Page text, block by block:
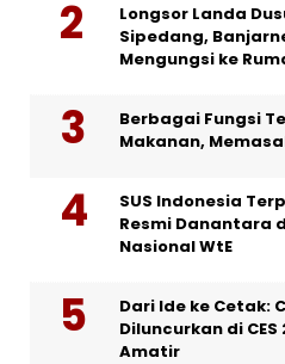
Longsor Landa
Sipedang,
Mengungsi ke
Berbagai Fungsi
Makanan,
SUS Indonesia
Resmi Danantara
Nasional WtE
Dari Ide ke Cetak:
Diluncurkan di
Amatir